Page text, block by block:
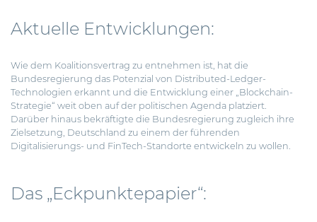
Aktuelle Entwicklungen:
Wie dem Koalitionsvertrag zu entnehmen ist, hat die
Bundesregierung das Potenzial von Distributed-Ledger-
Technologien erkannt und die Entwicklung einer „Blockchain-
Strategie“ weit oben auf der politischen Agenda platziert.
Darüber hinaus bekräftigte die Bundesregierung zugleich ihre
Zielsetzung, Deutschland zu einem der führenden
Digitalisierungs- und FinTech-Standorte entwickeln zu wollen.
Das „Eckpunktepapier“: